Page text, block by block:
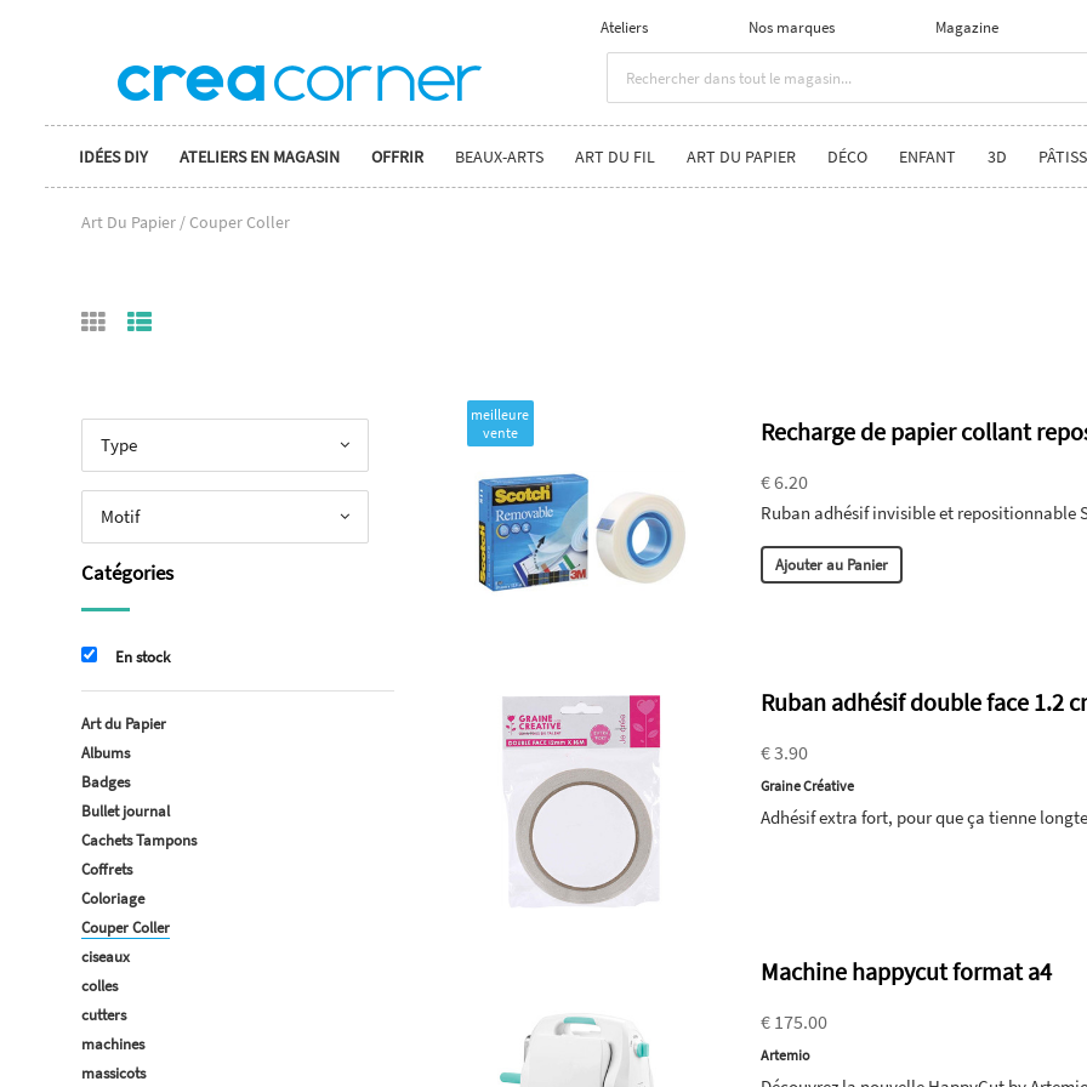
Ateliers Nos marques Magazine
IDÉES DIY ATELIERS EN MAGASIN OFFRIR BEAUX-ARTS ART DU FIL ART DU PAPIER DÉCO ENFANT 3D
Art Du Papier / Couper Coller
meilleure
vente
Recharge de papier collant
€ 6.20
Ruban adhésif invisible et repositionnable
Ajouter au Panier
Ruban adhésif double face 1.2
€ 3.90
Graine Créative
Adhésif extra fort, pour que ça tienne
Machine happycut format a4
€ 175.00
Artemio
Type
Motif
Catégories
En stock
Art du Papier
Albums
Badges
Bullet journal
Cachets Tampons
Coffrets
Coloriage
Couper Coller
ciseaux
colles
cutters
machines
massicots